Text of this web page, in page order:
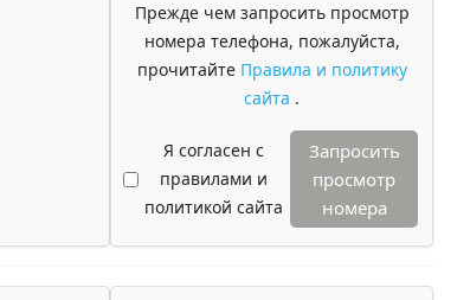
Прежде чем запросить просмотр
номера телефона, пожалуйста,
прочитайте Правила и политику
сайта .
Я согласен с
правилами и
политикой сайта
Запросить
просмотр
номера